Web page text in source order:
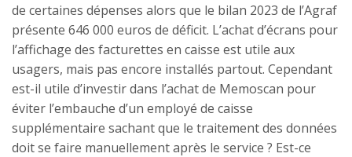
de certaines dépenses alors que le bilan 2023 de l’Agraf
présente 646 000 euros de déficit. L’achat d’écrans pour
l’affichage des facturettes en caisse est utile aux
usagers, mais pas encore installés partout. Cependant
est-il utile d’investir dans l’achat de Memoscan pour
éviter l’embauche d’un employé de caisse
supplémentaire sachant que le traitement des données
doit se faire manuellement après le service ? Est-ce